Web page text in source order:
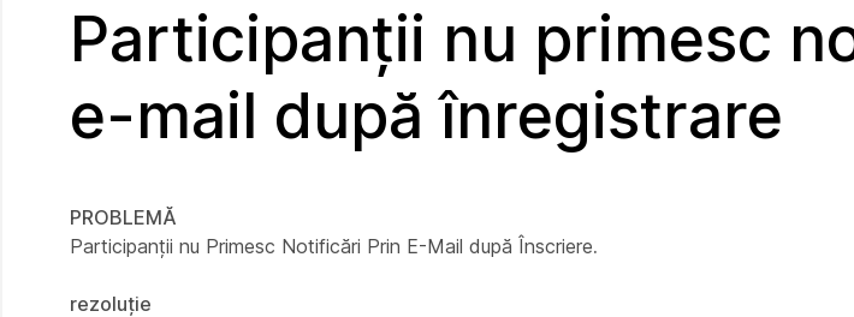
Participanții nu primesc
e-mail după înregistrare
PROBLEMĂ
Participanții nu Primesc Notificări Prin E-Mail după Înscriere.
rezoluție